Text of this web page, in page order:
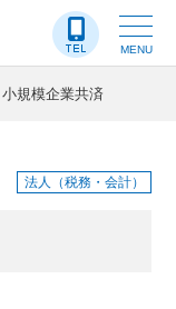
MENU
小規模企業共済
法人（税務・会計）